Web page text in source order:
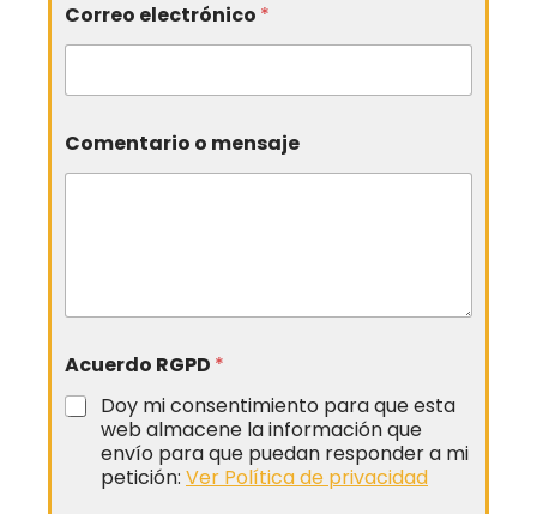
Correo electrónico *
Comentario o mensaje
Acuerdo RGPD *
Doy mi consentimiento para que esta
web almacene la información que
envío para que puedan responder a mi
petición: Ver Política de privacidad